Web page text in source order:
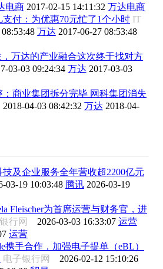
电商 2017-02-15 14:11:32 万达电商
付：为优惠70元忙了1个小时 IT
万达 2017-06-27 08:53:48
，万达的产业融合这次终于找对方
03-03 09:24:34 万达 2017-03-03
商业集团拆分完毕 网科集团消失
2018-04-03 08:42:32 万达 2018-04-
及企业服务全年营收超2200亿元
03-19 10:03:48 腾讯 2026-03-19
Fleischer为首席运营与财务官，进
行网 2026-03-03 16:33:07 运营
运营
携手合作，加强电子提单（eBL）
电子银行网 2026-02-12 15:10:26